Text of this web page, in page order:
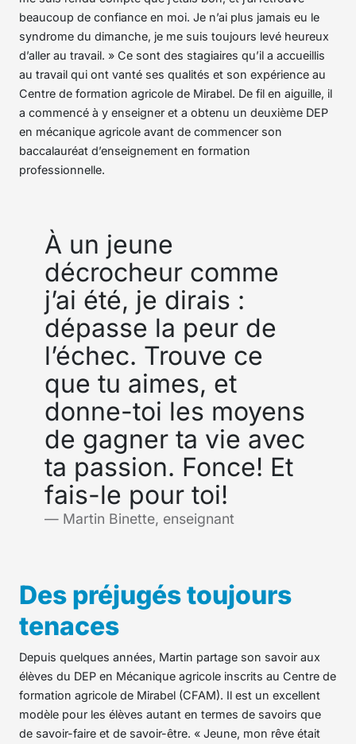
beaucoup de confiance en moi. Je n’ai plus jamais eu le
syndrome du dimanche, je me suis toujours levé heureux
d’aller au travail. » Ce sont des stagiaires qu’il a accueillis
au travail qui ont vanté ses qualités et son expérience au
Centre de formation agricole de Mirabel. De fil en aiguille, il
a commencé à y enseigner et a obtenu un deuxième DEP
en mécanique agricole avant de commencer son
baccalauréat d’enseignement en formation
professionnelle.
À un jeune
décrocheur comme
j’ai été, je dirais :
dépasse la peur de
l’échec. Trouve ce
que tu aimes, et
donne-toi les moyens
de gagner ta vie avec
ta passion. Fonce! Et
fais-le pour toi!
Martin Binette, enseignant
Des préjugés toujours
tenaces
Depuis quelques années, Martin partage son savoir aux
élèves du DEP en Mécanique agricole inscrits au Centre de
formation agricole de Mirabel (CFAM). Il est un excellent
modèle pour les élèves autant en termes de savoirs que
de savoir-faire et de savoir-être. « Jeune, mon rêve était